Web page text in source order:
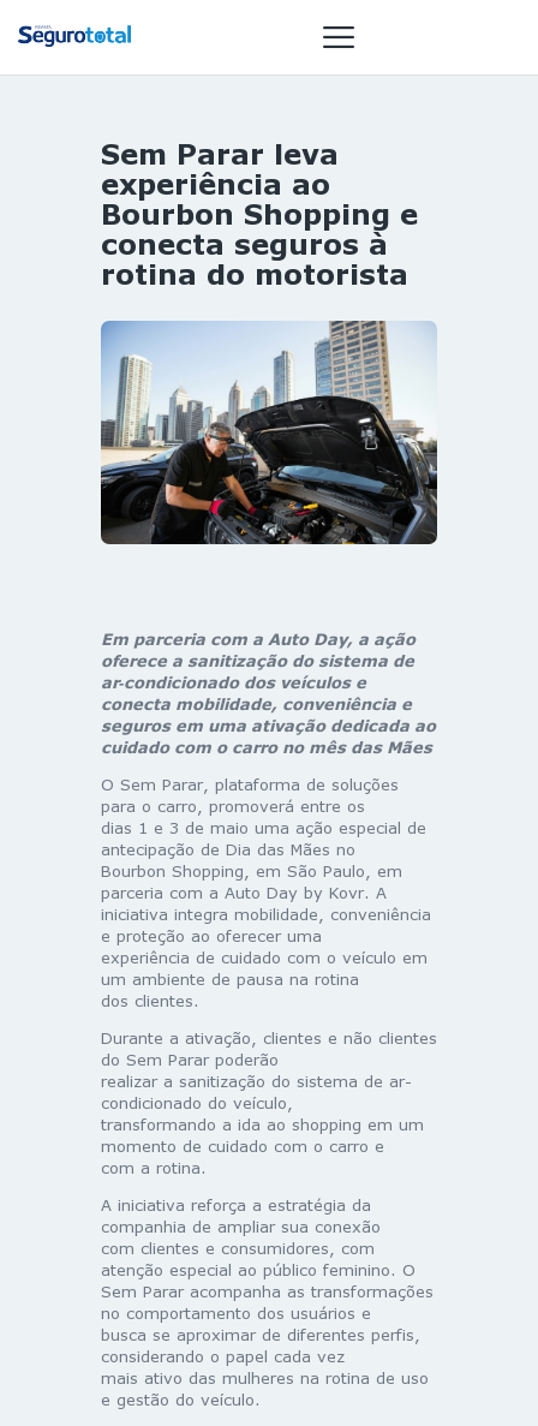
NOTÍCIAS
REVISTA
ESPECIAIS
GAIVOTA DE
ST SUMMIT
MULHERES
GESTORAS
HOMEST
HOME
Sem Parar leva
experiência ao
Bourbon Shopping e
conecta seguros à
rotina do motorista
Em parceria com a Auto Day, a ação
oferece a sanitização do sistema de
ar‑condicionado dos veículos e
conecta mobilidade, conveniência e
seguros em uma ativação dedicada ao
cuidado com o carro no mês das Mães
O Sem Parar, plataforma de soluções
para o carro, promoverá entre os
dias 1 e 3 de maio uma ação especial de
antecipação de Dia das Mães no
Bourbon Shopping, em São Paulo, em
parceria com a Auto Day by Kovr. A
iniciativa integra mobilidade, conveniência
e proteção ao oferecer uma
experiência de cuidado com o veículo em
um ambiente de pausa na rotina
dos clientes.
Durante a ativação, clientes e não clientes
do Sem Parar poderão
realizar a sanitização do sistema de ar-
condicionado do veículo,
transformando a ida ao shopping em um
momento de cuidado com o carro e
com a rotina.
A iniciativa reforça a estratégia da
companhia de ampliar sua conexão
com clientes e consumidores, com
atenção especial ao público feminino. O
Sem Parar acompanha as transformações
no comportamento dos usuários e
busca se aproximar de diferentes perfis,
considerando o papel cada vez
mais ativo das mulheres na rotina de uso
e gestão do veículo.